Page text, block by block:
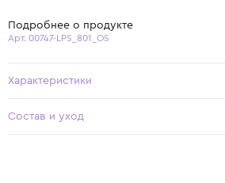
Подробнее о продукте
Арт. 00747-LPS_801_OS
Характеристики
Состав и уход